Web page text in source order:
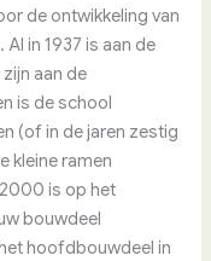
de ontwikkeling van
in 1937 is aan de
aan de
is de school
(of in de jaren zestig
kleine ramen
is op het
bouwdeel
hoofdbouwdeel in